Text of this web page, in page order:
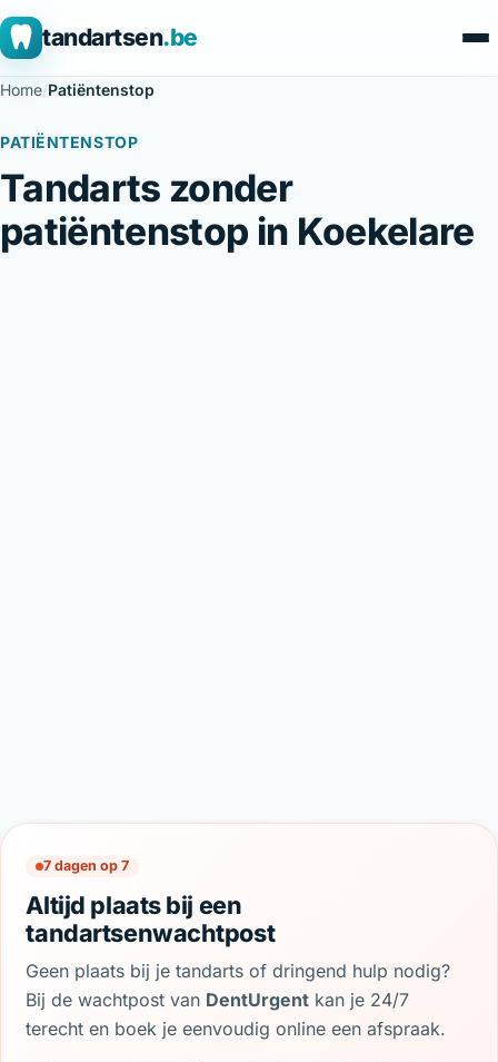
tandartsen.be
Home/Patiëntenstop
PATIËNTENSTOP
Tandarts zonder
patiëntenstop in Koekelare
7 dagen op 7
Altijd plaats bij een
tandartsenwachtpost
Geen plaats bij je tandarts of dringend hulp nodig?
Bij de wachtpost van DentUrgent kan je 24/7
terecht en boek je eenvoudig online een afspraak.